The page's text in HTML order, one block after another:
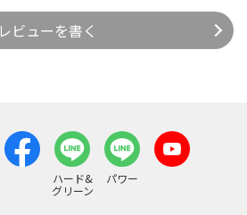
レビューを書く
ハード&
グリーン
パワー